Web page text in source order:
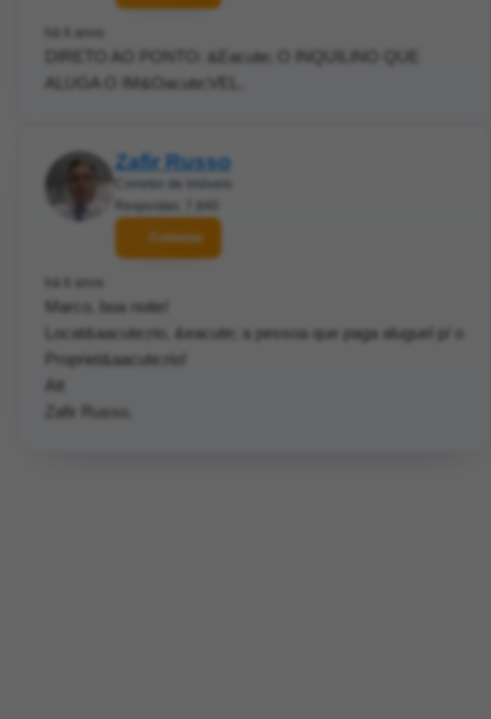
há 6 anos
DIRETO AO PONTO: &Eacute; O INQUILINO QUE
ALUGA O IM&Oacute;VEL.
Zafir Russo
Corretor de imóveis
Respostas: 7.840
Contatar
há 6 anos
Marco, boa noite!
Locat&aacute;rio, &eacute; a pessoa que paga aluguel p/ o
Propriet&aacute;rio!
Att
Zafir Russo.